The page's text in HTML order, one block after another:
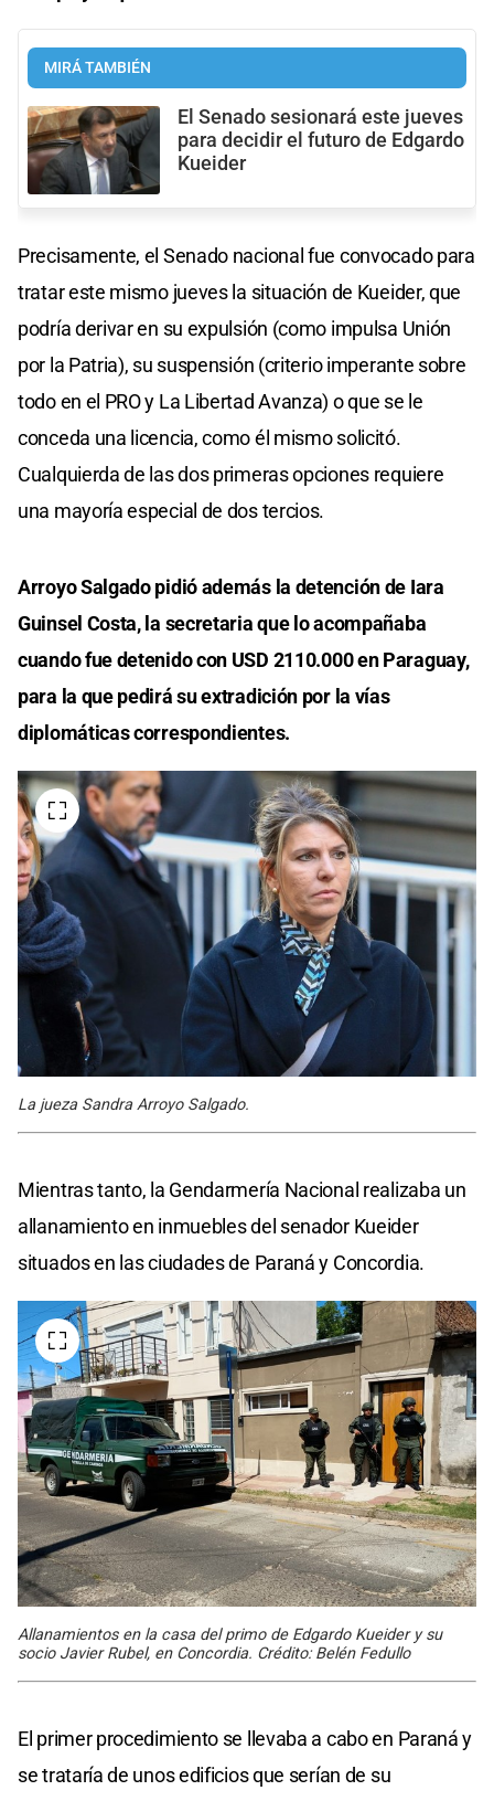
MIRÁ TAMBIÉN
El Senado sesionará este jueves
para decidir el futuro de Edgardo
Kueider
Precisamente, el Senado nacional fue convocado para
tratar este mismo jueves la situación de Kueider, que
podría derivar en su expulsión (como impulsa Unión
por la Patria), su suspensión (criterio imperante sobre
todo en el PRO y La Libertad Avanza) o que se le
conceda una licencia, como él mismo solicitó.
Cualquierda de las dos primeras opciones requiere
una mayoría especial de dos tercios.
Arroyo Salgado pidió además la detención de Iara
Guinsel Costa, la secretaria que lo acompañaba
cuando fue detenido con USD 2110.000 en Paraguay,
para la que pedirá su extradición por la vías
diplomáticas correspondientes.
La jueza Sandra Arroyo Salgado.
Mientras tanto, la Gendarmería Nacional realizaba un
allanamiento en inmuebles del senador Kueider
situados en las ciudades de Paraná y Concordia.
Allanamientos en la casa del primo de Edgardo Kueider y su
socio Javier Rubel, en Concordia. Crédito: Belén Fedullo
El primer procedimiento se llevaba a cabo en Paraná y
se trataría de unos edificios que serían de su